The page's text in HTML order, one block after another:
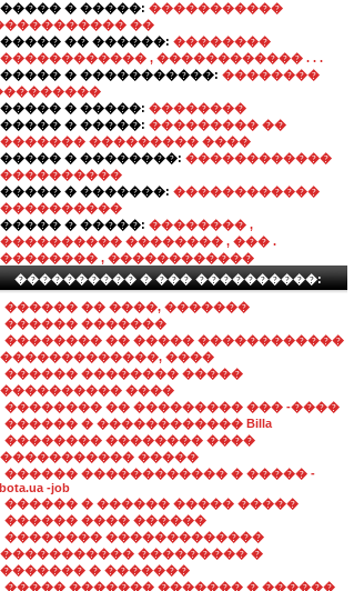
� �����: �����������
��
�� ������: ��������
, ������������ . . .
� �����������: ��������
� �����: ��������
� �����: ��������� ��
��������� ����
� ��������: ������������
� �������: ������������
� �����: �������� ,
�������� , ��� .
, ������������
���������� � ��� ����������:
������ �� ����, �������
������ �������
�������� �� ����� ������������
����
������ �������� �����
����
�������� �� ��������� ��� -����
������ � ������������ Billa
�������� �������� ����
�����
������ ������������ � ����� -
-job
������ � ������ ����� �����
������ ���� ������
�������� �������������
��������� �
� �������
����� ������� ������� � ������